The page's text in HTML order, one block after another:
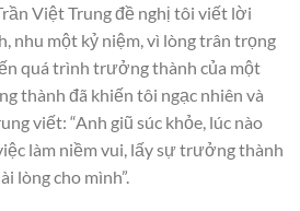
Việt Trung đề nghị tôi viết lời
nhu một kỷ niệm, vì lòng trân trọng
quá trình trưởng thành của một
thành đã khiến tôi ngạc nhiên và
viết: “Anh giũ súc khỏe, lúc nào
làm niềm vui, lấy sự trưởng thành
lòng cho mình”.